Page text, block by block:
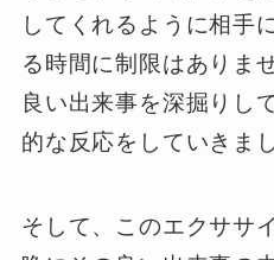
してくれるように相手
る時間に制限はありま
良い出来事を深掘りし
的な反応をしていきま
そして、このエクササ